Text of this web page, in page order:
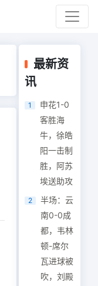
最新资
讯
1
申花1-0
客胜海
牛，徐皓
阳一击制
胜，阿苏
埃送助攻
2
半场：云
南0-0成
都，韦林
顿-席尔
瓦进球被
吹，刘殿